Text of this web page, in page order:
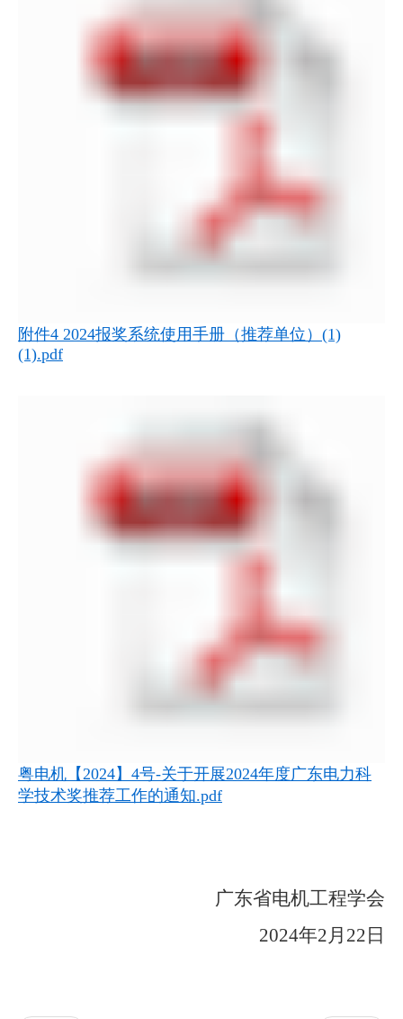
附件4 2024报奖系统使用手册（推荐单位）(1)
(1).pdf
粤电机【2024】4号-关于开展2024年度广东电力科
学技术奖推荐工作的通知.pdf
广东省电机工程学会
2024年2月22日